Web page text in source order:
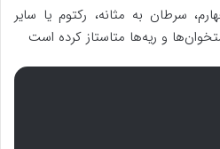
سرطان به مثانه، رکتوم یا سایر
و ریه‌ها متاستاز کرده است